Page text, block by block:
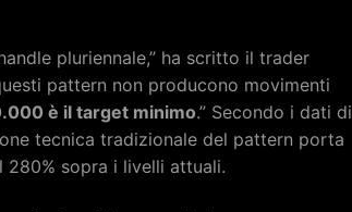
pluriennale,” ha scritto il trader
pattern non producono movimenti
è il target minimo.” Secondo i dati di
tecnica tradizionale del pattern porta
280% sopra i livelli attuali.